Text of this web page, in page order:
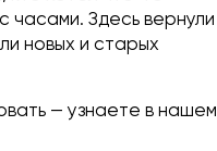
часами. Здесь вернули
новых и старых
— узнаете в нашем